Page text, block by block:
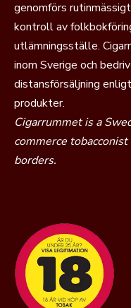
genomförs
kontroll av
utlämningsställe.
inom Sverige och
distansförsäljning
produkter.
Cigarrummet is a
commerce
borders.